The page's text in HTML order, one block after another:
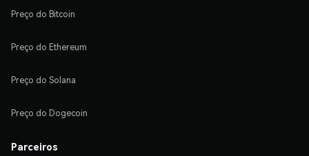
Preço do Bitcoin
Preço do Ethereum
Preço do Solana
Preço do Dogecoin
Parceiros